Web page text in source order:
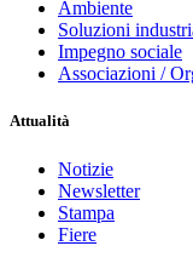
Ambiente
Soluzioni
Impegno sociale
Associazioni /
Attualità
Notizie
Newsletter
Stampa
Fiere